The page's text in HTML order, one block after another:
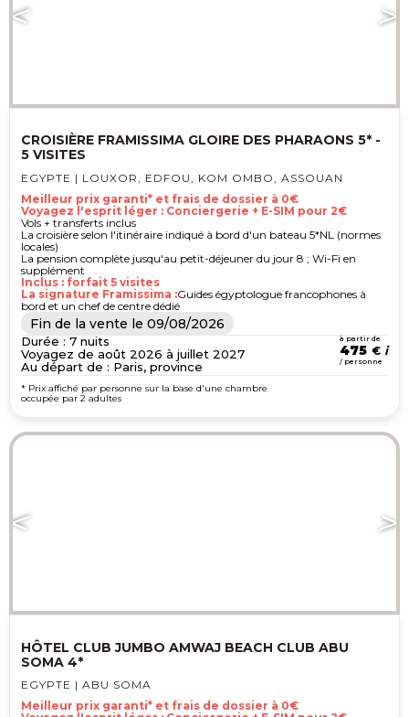
CROISIÈRE FRAMISSIMA GLOIRE DES PHARAONS 5* -
5 VISITES
EGYPTE | LOUXOR, EDFOU, KOM OMBO, ASSOUAN
Meilleur prix garanti* et frais de dossier à 0€
Voyagez l'esprit léger : Conciergerie + E-SIM pour 2€
Vols + transferts inclus
La croisière selon l'itinéraire indiqué à bord d'un bateau 5*NL (normes
locales)
La pension complète jusqu'au petit-déjeuner du jour 8 ; Wi-Fi en
supplément
Inclus : forfait 5 visites
La signature Framissima :Guides égyptologue francophones à
bord et un chef de centre dédié
Fin de la vente le 09/08/2026
Durée : 7 nuits
Voyagez de août 2026 à juillet 2027
Au départ de : Paris, province
à partir de
475 €
/ personne
* Prix affiché par personne sur la base d'une chambre
occupée par 2 adultes
HÔTEL CLUB JUMBO AMWAJ BEACH CLUB ABU
SOMA 4*
EGYPTE | ABU SOMA
Meilleur prix garanti* et frais de dossier à 0€